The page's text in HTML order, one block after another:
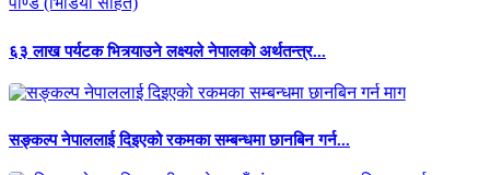
६३ लाख पर्यटक भित्र्याउने लक्ष्यले नेपालको अर्थतन्त्र...
सङ्कल्प नेपाललाई दिइएको रकमका सम्बन्धमा छानबिन गर्न...